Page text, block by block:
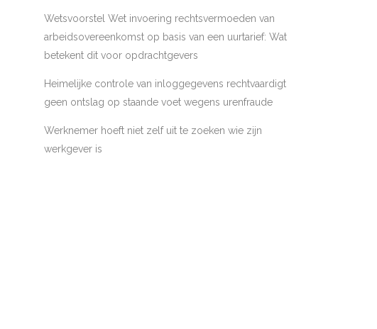
Wetsvoorstel Wet invoering rechtsvermoeden van
arbeidsovereenkomst op basis van een uurtarief: Wat
betekent dit voor opdrachtgevers
Heimelijke controle van inloggegevens rechtvaardigt
geen ontslag op staande voet wegens urenfraude
Werknemer hoeft niet zelf uit te zoeken wie zijn
werkgever is